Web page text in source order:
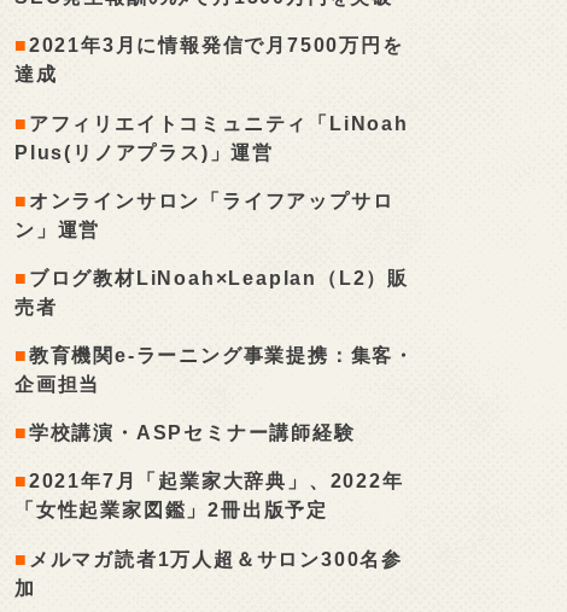
■2021年3月に情報発信で月7500万円を
達成
■ アフィリエイトコミュニティ「LiNoah
Plus(リノアプラス)」運営
■ オンラインサロン「ライフアップサロ
ン」運営
■ ブログ教材LiNoah×Leaplan（L2）販
売者
■教育機関e-ラーニング事業提携：集客・
企画担当
■学校講演・ASPセミナー講師経験
■2021年7月「起業家大辞典」、2022年
「女性起業家図鑑」2冊出版予定
■ メルマガ読者1万人超＆サロン300名参
加